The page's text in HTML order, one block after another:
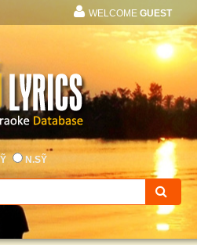
WELCOME GUEST
N.SỸ